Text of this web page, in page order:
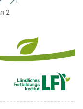
weiter
zum
zum
2